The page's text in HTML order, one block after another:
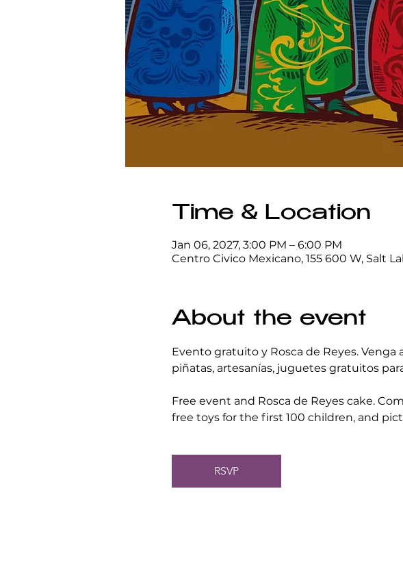
Time & Location
Jan 06, 2027, 3:00 PM – 6:00 PM
Centro Civico Mexicano, 155 600 W, Salt
About the event
Evento gratuito y Rosca de Reyes.
piñatas, artesanías, juguetes gratuitos
Free event and Rosca de Reyes cake.
free toys for the first 100 children, and
RSVP